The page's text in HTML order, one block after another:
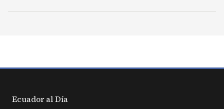
Ecuador alDía